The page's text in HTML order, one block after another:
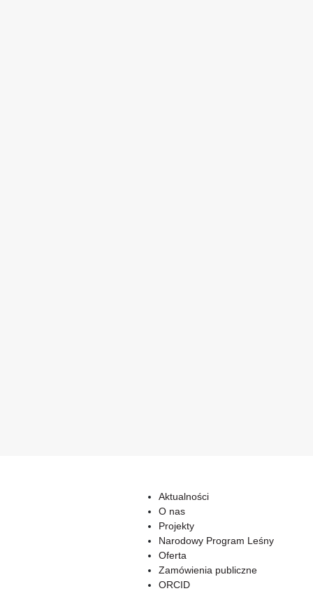
Aktualności
O nas
Projekty
Narodowy Program Leśny
Oferta
Zamówienia publiczne
ORCID